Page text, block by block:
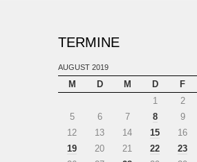
TERMINE
AUGUST 2019
M D M D F
1
2
5
6 7 8 9
12
13 14 15 16
19
20 21 22 23